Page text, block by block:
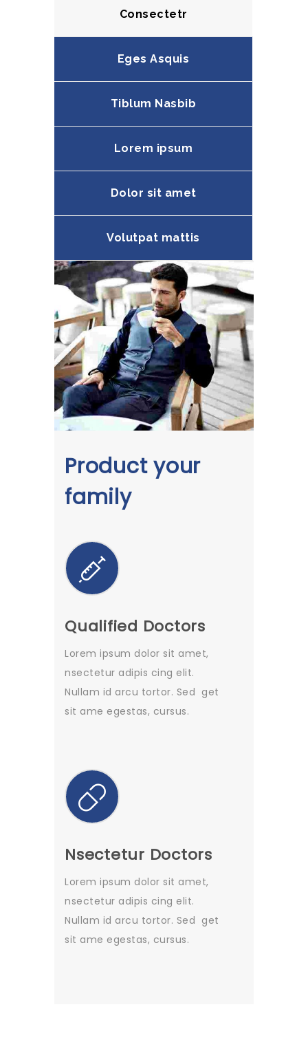
Consectetr
Eges Asquis
Tiblum Nasbib
Lorem ipsum
Dolor sit amet
Volutpat mattis
Product your
family
Qualified Doctors
Lorem ipsum dolor sit amet,
nsectetur adipis cing elit.
Nullam id arcu tortor. Sed get
sit ame egestas, cursus.
Nsectetur Doctors
Lorem ipsum dolor sit amet,
nsectetur adipis cing elit.
Nullam id arcu tortor. Sed get
sit ame egestas, cursus.